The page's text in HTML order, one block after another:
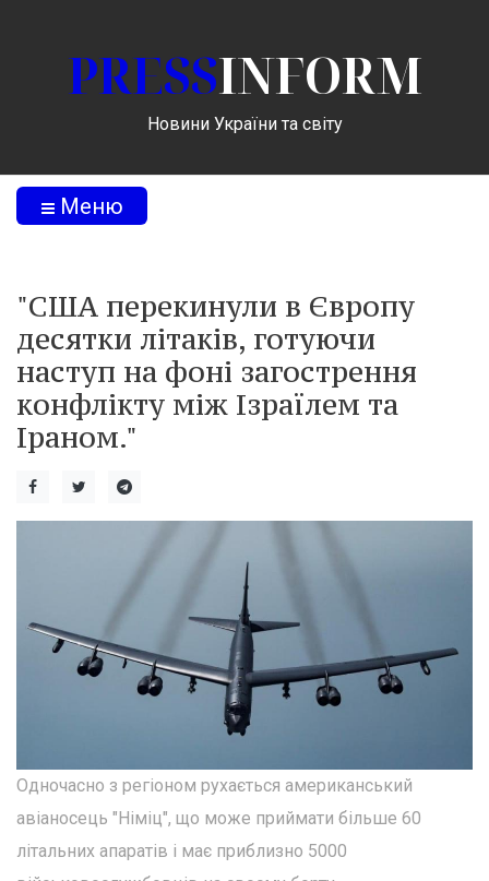
PRESSINFORM
Новини України та світу
Меню
"США перекинули в Європу
десятки літаків, готуючи
наступ на фоні загострення
конфлікту між Ізраїлем та
Іраном."
Одночасно з регіоном рухається американський
авіаносець "Німіц", що може приймати більше 60
літальних апаратів і має приблизно 5000